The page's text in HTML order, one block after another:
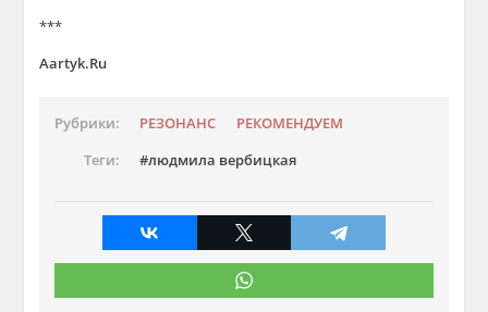
***
Aartyk.Ru
Рубрики: РЕЗОНАНС
РЕКОМЕНДУЕМ
Теги:
людмила вербицкая